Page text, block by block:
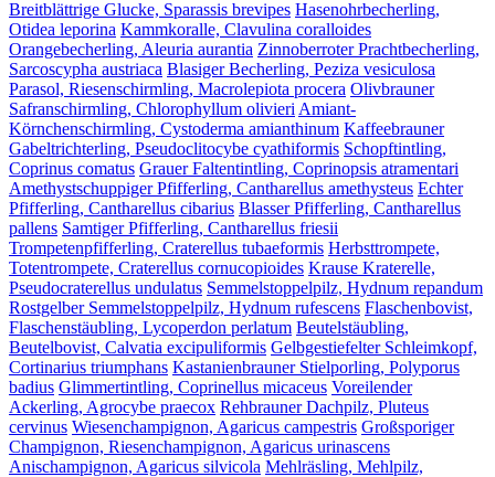
Breitblättrige Glucke, Sparassis brevipes Hasenohrbecherling,
Otidea leporina Kammkoralle, Clavulina coralloides
Orangebecherling, Aleuria aurantia Zinnoberroter Prachtbecherling,
Sarcoscypha austriaca Blasiger Becherling, Peziza vesiculosa
Parasol, Riesenschirmling, Macrolepiota procera Olivbrauner
Safranschirmling, Chlorophyllum olivieri Amiant-
Körnchenschirmling, Cystoderma amianthinum Kaffeebrauner
Gabeltrichterling, Pseudoclitocybe cyathiformis Schopftintling,
Coprinus comatus Grauer Faltentintling, Coprinopsis atramentari
Amethystschuppiger Pfifferling, Cantharellus amethysteus Echter
Pfifferling, Cantharellus cibarius Blasser Pfifferling, Cantharellus
pallens Samtiger Pfifferling, Cantharellus friesii
Trompetenpfifferling, Craterellus tubaeformis Herbsttrompete,
Totentrompete, Craterellus cornucopioides Krause Kraterelle,
Pseudocraterellus undulatus Semmelstoppelpilz, Hydnum repandum
Rostgelber Semmelstoppelpilz, Hydnum rufescens Flaschenbovist,
Flaschenstäubling, Lycoperdon perlatum Beutelstäubling,
Beutelbovist, Calvatia excipuliformis Gelbgestiefelter Schleimkopf,
Cortinarius triumphans Kastanienbrauner Stielporling, Polyporus
badius Glimmertintling, Coprinellus micaceus Voreilender
Ackerling, Agrocybe praecox Rehbrauner Dachpilz, Pluteus
cervinus Wiesenchampignon, Agaricus campestris Großsporiger
Champignon, Riesenchampignon, Agaricus urinascens
Anischampignon, Agaricus silvicola Mehlräsling, Mehlpilz,